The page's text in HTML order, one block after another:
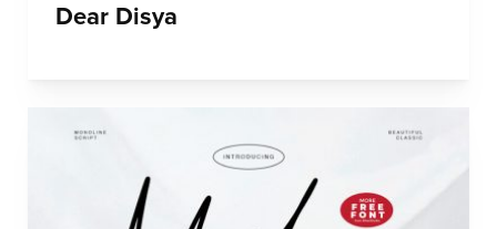
Dear Disya